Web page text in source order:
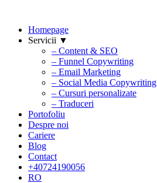
Homepage
Servicii ▼
– Content & SEO
– Funnel Copywriting
– Email Marketing
– Social Media Copywriting
– Cursuri personalizate
– Traduceri
Portofoliu
Despre noi
Cariere
Blog
Contact
+40724190056
RO